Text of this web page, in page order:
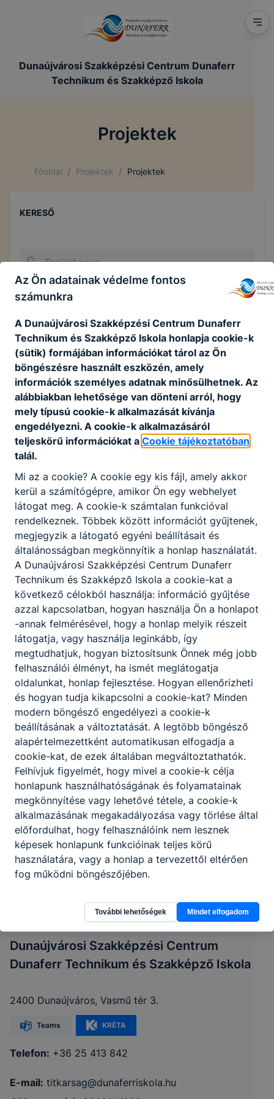
Dunaújvárosi Szakképzési Centrum Dunaferr
Technikum és Szakképző Iskola
Projektek
Főoldal / Projektek / Projektek
KERESŐ
Projektek
Széchenyi 2020 projektek
Nincs találat
Partnereink
Dunaújvárosi Szakképzési Centrum
Dunaferr Technikum és Szakképző Iskola
2400 Dunaújváros, Vasmű tér 3.
Teams KRÉTA
Telefon: +36 25 413 842
E-mail: titkarsag@dunaferriskola.hu
Az Ön adatainak védelme fontos
számunkra
A Dunaújvárosi Szakképzési Centrum Dunaferr
Technikum és Szakképző Iskola honlapja cookie-k
(sütik) formájában információkat tárol az Ön
böngészésre használt eszközén, amely
információk személyes adatnak minősülhetnek. Az
alábbiakban lehetősége van dönteni arról, hogy
mely típusú cookie-k alkalmazását kívánja
engedélyezni. A cookie-k alkalmazásáról
teljeskörű információkat a Cookie tájékoztatóban
talál.
Mi az a cookie? A cookie egy kis fájl, amely akkor
kerül a számítógépre, amikor Ön egy webhelyet
látogat meg. A cookie-k számtalan funkcióval
rendelkeznek. Többek között információt gyűjtenek,
megjegyzik a látogató egyéni beállításait és
általánosságban megkönnyítik a honlap használatát.
A Dunaújvárosi Szakképzési Centrum Dunaferr
Technikum és Szakképző Iskola a cookie-kat a
következő célokból használja: információ gyűjtése
azzal kapcsolatban, hogyan használja Ön a honlapot
-annak felmérésével, hogy a honlap melyik részeit
látogatja, vagy használja leginkább, így
megtudhatjuk, hogyan biztosítsunk Önnek még jobb
felhasználói élményt, ha ismét meglátogatja
oldalunkat, honlap fejlesztése. Hogyan ellenőrizheti
és hogyan tudja kikapcsolni a cookie-kat? Minden
modern böngésző engedélyezi a cookie-k
beállításának a változtatását. A legtöbb böngésző
alapértelmezettként automatikusan elfogadja a
cookie-kat, de ezek általában megváltoztathatók.
Felhívjuk figyelmét, hogy mivel a cookie-k célja
honlapunk használhatóságának és folyamatainak
megkönnyítése vagy lehetővé tétele, a cookie-k
alkalmazásának megakadályozása vagy törlése által
előfordulhat, hogy felhasználóink nem lesznek
képesek honlapunk funkcióinak teljes körű
használatára, vagy a honlap a tervezettől eltérően
fog működni böngészőjében.
További lehetőségek Mindet elfogadom